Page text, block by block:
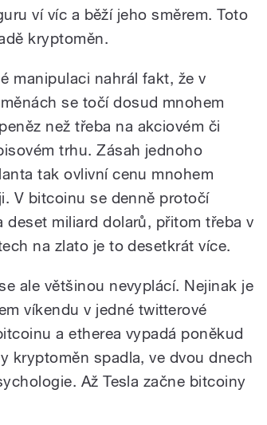
ví víc a běží jeho směrem. Toto
kryptoměn.
manipulaci nahrál fakt, že v
se točí dosud mnohem
než třeba na akciovém či
trhu. Zásah jednoho
tak ovlivní cenu mnohem
V bitcoinu se denně protočí
deset miliard dolarů, přitom třeba v
na zlato je to desetkrát více.
ale většinou nevyplácí. Nejinak je
víkendu v jedné twitterové
a etherea vypadá poněkud
kryptoměn spadla, ve dvou dnech
Až Tesla začne bitcoiny